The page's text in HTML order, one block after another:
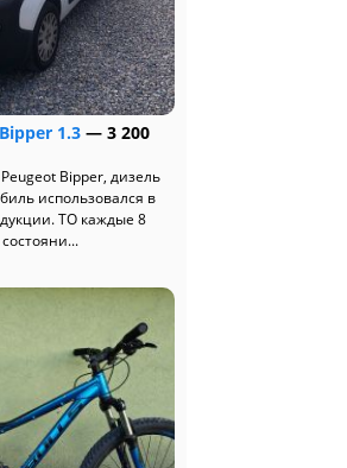
1.3 — 3 200
Bipper, дизель
использовался в
ТО каждые 8